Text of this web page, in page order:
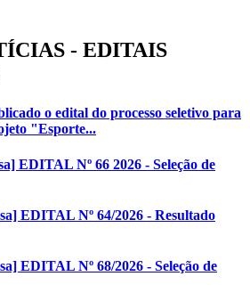
- EDITAIS
o edital do processo seletivo para
"Esporte...
EDITAL Nº 66 2026 - Seleção de
EDITAL Nº 64/2026 - Resultado
EDITAL Nº 68/2026 - Seleção de